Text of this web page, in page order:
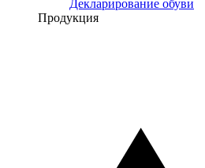
Декларирование обуви
Продукция